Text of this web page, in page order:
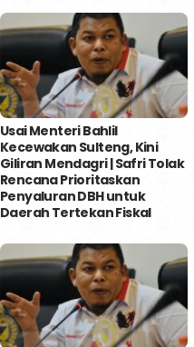
Usai Menteri Bahlil
Kecewakan Sulteng, Kini
Giliran Mendagri | Safri Tolak
Rencana Prioritaskan
Penyaluran DBH untuk
Daerah Tertekan Fiskal